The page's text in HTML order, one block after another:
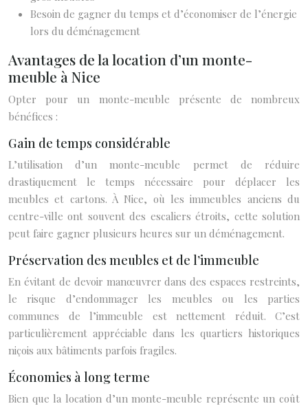
Besoin de gagner du temps et d’économiser de l’énergie
lors du déménagement
Avantages de la location d’un monte-
meuble à Nice
Opter pour un monte-meuble présente de nombreux
bénéfices :
Gain de temps considérable
L’utilisation d’un monte-meuble permet de réduire
drastiquement le temps nécessaire pour déplacer les
meubles et cartons. À Nice, où les immeubles anciens du
centre-ville ont souvent des escaliers étroits, cette solution
peut faire gagner plusieurs heures sur un déménagement.
Préservation des meubles et de l’immeuble
En évitant de devoir manœuvrer dans des espaces restreints,
le risque d’endommager les meubles ou les parties
communes de l’immeuble est nettement réduit. C’est
particulièrement appréciable dans les quartiers historiques
niçois aux bâtiments parfois fragiles.
Économies à long terme
Bien que la location d’un monte-meuble représente un coût